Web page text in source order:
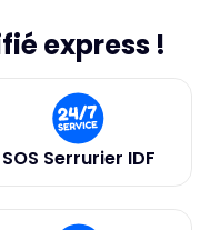
express !
SOS Serrurier IDF